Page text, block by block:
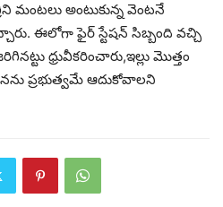
మంటలు అంటుకున్న వెంటనే
ఈలోగా ఫైర్ స్టేషన్ సిబ్బంది వచ్చి
ధ్రువీకరించారు,ఇల్లు మొత్తం
ప్రభుత్వమే ఆదుకోవాలని